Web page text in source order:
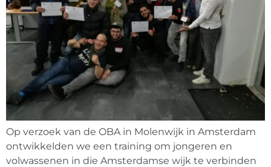
Op verzoek van de OBA in Molenwijk in Amsterdam
ontwikkelden we een training om jongeren en
volwassenen in die Amsterdamse wijk te verbinden